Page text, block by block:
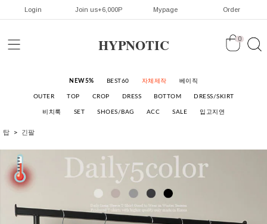
Login Join us+6,000P Mypage Order
HYPNOTIC 0
NEW5% BEST60 자체제작 베이직
OUTER TOP CROP DRESS BOTTOM DRESS/SKIRT
비치룩 SET SHOES/BAG ACC SALE 입고지연
탑 긴팔